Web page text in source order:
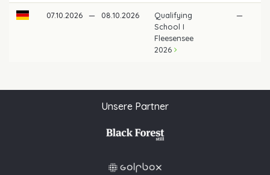
07.10.2026 — 08.10.2026
Qualifying
School I
Fleesensee
2026
—
Unsere Partner